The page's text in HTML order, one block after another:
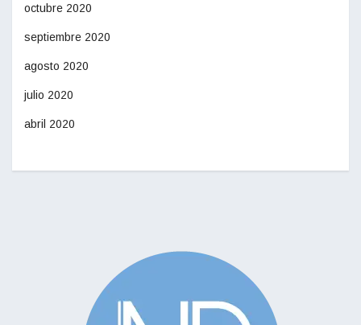
octubre 2020
septiembre 2020
agosto 2020
julio 2020
abril 2020